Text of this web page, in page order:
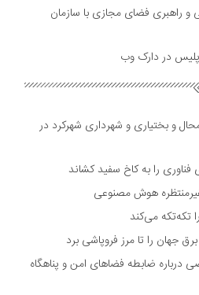
راهبری فضای مجازی با سازمان
و بختیاری و شهرداری شهرکرد در
را به کاخ سفید کشاند
هوش مصنوعی
تکه‌تکه می‌کند
را تا مرز فروپاشی برد
ضابطه فضا‌های امن و پناهگاه